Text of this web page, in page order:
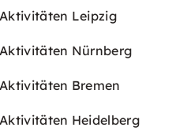
Aktivitäten Leipzig
Aktivitäten Nürnberg
Aktivitäten Bremen
Aktivitäten Heidelberg